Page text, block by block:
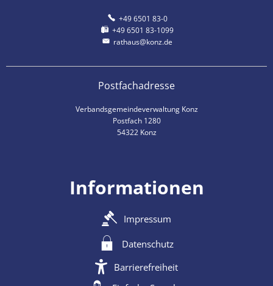
+49 6501 83-0
+49 6501 83-1099
rathaus@konz.de
Postfachadresse
Verbandsgemeindeverwaltung Konz
Postfach 1280
54322 Konz
Informationen
Impressum
Datenschutz
Barrierefreiheit